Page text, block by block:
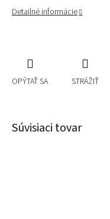
Detailné informácie
OPÝTAŤ SA STRÁŽIŤ
Súvisiaci tovar